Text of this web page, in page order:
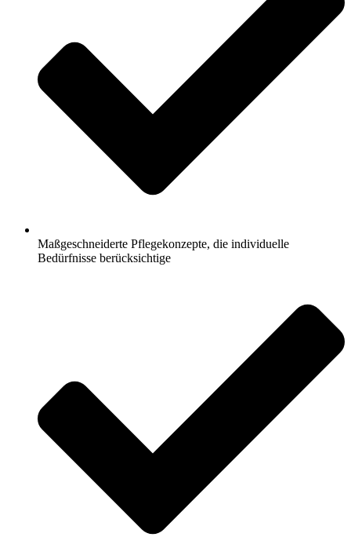
Maßgeschneiderte Pflegekonzepte, die individuelle
Bedürfnisse berücksichtige